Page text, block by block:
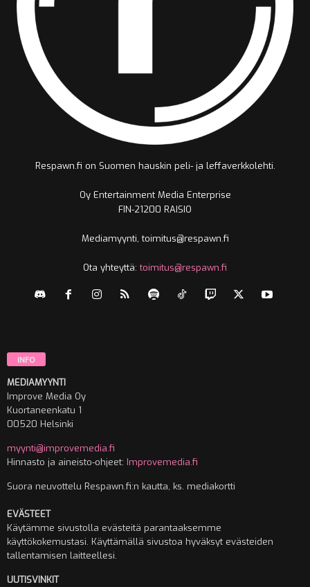
Respawn.fi on Suomen hauskin peli- ja leffaverkkolehti.
Oy Entertainment Media Enterprise
FIN-21200 RAISIO
Mediamyynti, toimitus@respawn.fi
Ota yhteyttä:toimitus@respawn.fi
INFO
MEDIAMYYNTI
Improve Media Oy
Kuortaneenkatu 1
00520 Helsinki
myynti@improvemedia.fi
Hinnasto ja aineisto-ohjeet: Improvemedia.fi
Suora neuvottelu Respawn.fi:n kautta, ks. mediakortti
EVÄSTEET
Käytämme sivustolla evästeitä parantaaksemme
käyttökokemustasi. Käyttämällä sivustoa hyväksyt evästeiden
tallentamisen laitteellesi.
UUTISVINKIT